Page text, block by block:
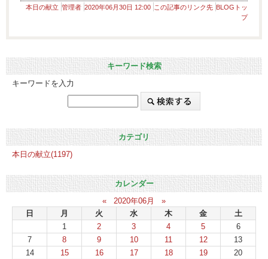
本日の献立 管理者 2020年06月30日 12:00 この記事のリンク先 BLOGトッ
プ
キーワード検索
キーワードを入力
カテゴリ
本日の献立(1197)
カレンダー
«
2020年06月
»
日
月 火 水 木 金
土
1
2 3 4 5
6
7
8 9 10 11 12
13
14
15 16 17 18 19
20